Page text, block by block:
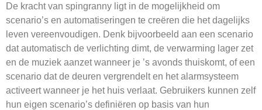
De kracht van spingranny ligt in de mogelijkheid om
scenario’s en automatiseringen te creëren die het dagelijks
leven vereenvoudigen. Denk bijvoorbeeld aan een scenario
dat automatisch de verlichting dimt, de verwarming lager zet
en de muziek aanzet wanneer je ’s avonds thuiskomt, of een
scenario dat de deuren vergrendelt en het alarmsysteem
activeert wanneer je het huis verlaat. Gebruikers kunnen zelf
hun eigen scenario’s definiëren op basis van hun